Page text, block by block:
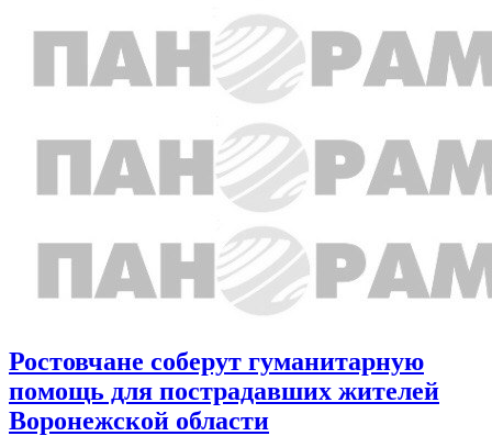
Ростовчане соберут гуманитарную
помощь для пострадавших жителей
Воронежской области